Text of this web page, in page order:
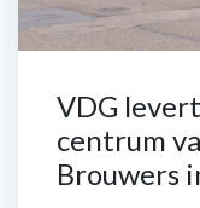
VDG
centrum
Brouwers